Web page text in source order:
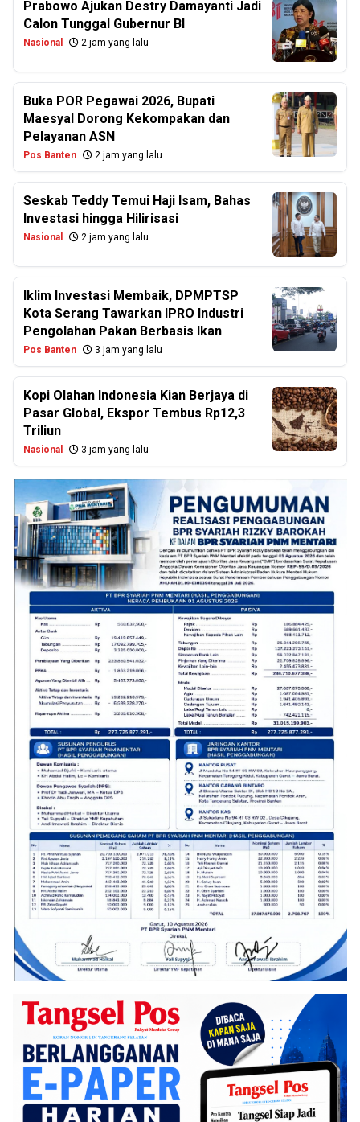
Prabowo Ajukan Destry Damayanti Jadi
Calon Tunggal Gubernur BI
Nasional 2 jam yang lalu
Buka POR Pegawai 2026, Bupati
Maesyal Dorong Kekompakan dan
Pelayanan ASN
Pos Banten 2 jam yang lalu
Seskab Teddy Temui Haji Isam, Bahas
Investasi hingga Hilirisasi
Nasional 2 jam yang lalu
Iklim Investasi Membaik, DPMPTSP
Kota Serang Tawarkan IPRO Industri
Pengolahan Pakan Berbasis Ikan
Pos Banten 3 jam yang lalu
Kopi Olahan Indonesia Kian Berjaya di
Pasar Global, Ekspor Tembus Rp12,3
Triliun
Nasional 3 jam yang lalu